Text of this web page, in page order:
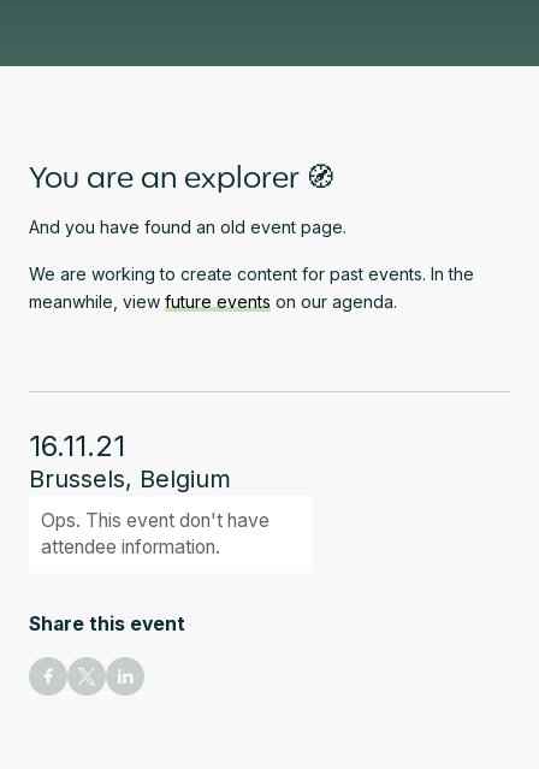
16.11.21
Brussels, Belgium
Ops. This event don't have
attendee information.
Share this event
You are an explorer 🧭
And you have found an old event page.
We are working to create content for past events. In the
meanwhile, view future events on our agenda.